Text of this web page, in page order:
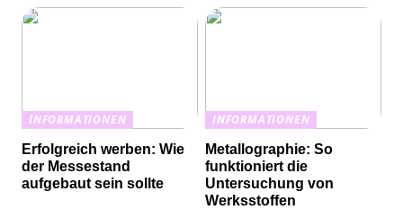
INFORMATIONEN
Erfolgreich werben: Wie
der Messestand
aufgebaut sein sollte
INFORMATIONEN
Metallographie: So
funktioniert die
Untersuchung von
Werksstoffen